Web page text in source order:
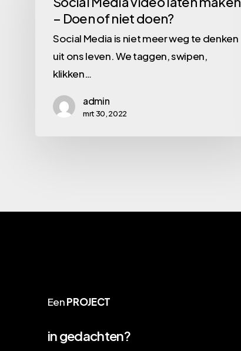
laten
maken
Doen
– Doen of niet doen?
Social Media is niet meer weg te denken
uit ons leven. We taggen, swipen,
klikken…
admin
mrt 30, 2022
EenPROJECT
in gedachten?